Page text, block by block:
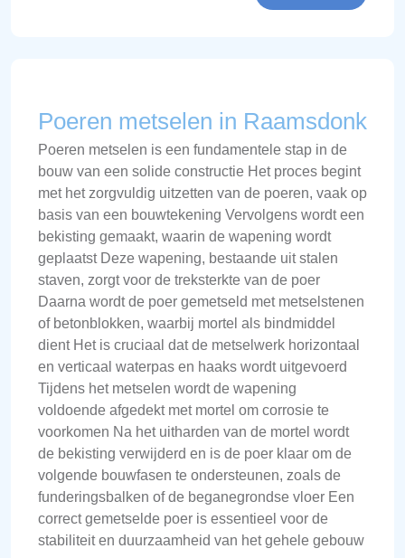
Poeren metselen in Raamsdonk
Poeren metselen is een fundamentele stap in de
bouw van een solide constructie Het proces begint
met het zorgvuldig uitzetten van de poeren, vaak op
basis van een bouwtekening Vervolgens wordt een
bekisting gemaakt, waarin de wapening wordt
geplaatst Deze wapening, bestaande uit stalen
staven, zorgt voor de treksterkte van de poer
Daarna wordt de poer gemetseld met metselstenen
of betonblokken, waarbij mortel als bindmiddel
dient Het is cruciaal dat de metselwerk horizontaal
en verticaal waterpas en haaks wordt uitgevoerd
Tijdens het metselen wordt de wapening
voldoende afgedekt met mortel om corrosie te
voorkomen Na het uitharden van de mortel wordt
de bekisting verwijderd en is de poer klaar om de
volgende bouwfasen te ondersteunen, zoals de
funderingsbalken of de beganegrondse vloer Een
correct gemetselde poer is essentieel voor de
stabiliteit en duurzaamheid van het gehele gebouw